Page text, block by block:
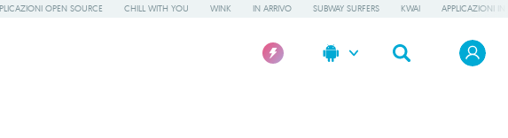
OPEN SOURCE CHILL WITH YOU WINK IN ARRIVO SUBWAY SURFERS KWAI APPLICAZIONI IN